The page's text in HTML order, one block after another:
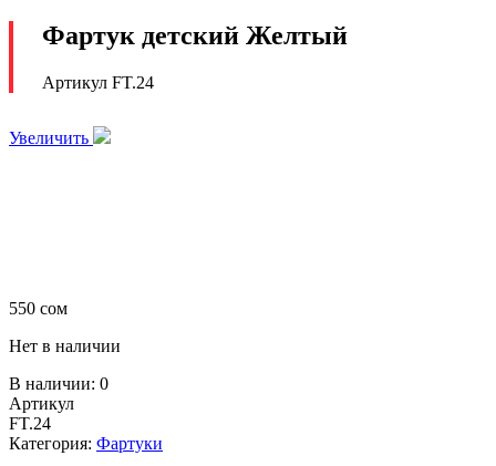
Фартук детский Желтый
Артикул FT.24
Увеличить
550 сом
Нет в наличии
В наличии: 0
Артикул
FT.24
Категория: Фартуки